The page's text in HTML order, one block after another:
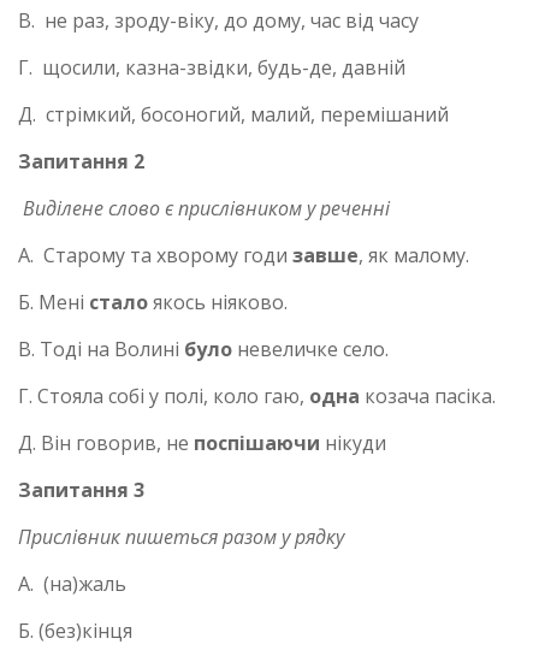
В. не раз, зроду-віку, до дому, час від часу
Г. щосили, казна-звідки, будь-де, давній
Д. стрімкий, босоногий, малий, перемішаний
Запитання 2
Виділене слово є прислівником у реченні
А. Старому та хворому годи завше, як малому.
Б. Мені сталоякось ніяково.
В. Тоді на Волині було невеличке село.
Г. Стояла собі у полі, коло гаю, одна козача пасіка.
Д. Він говорив, не поспішаючи нікуди
Запитання 3
Прислівник пишеться разом у рядку
А. (на)жаль
Б. (без)кінця